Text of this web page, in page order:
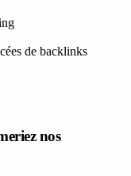
de backlinks
nos